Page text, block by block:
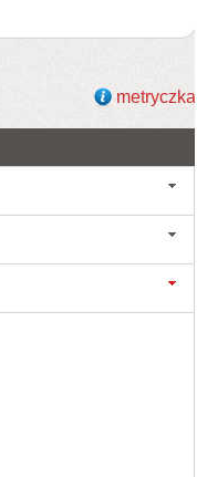
metryczka